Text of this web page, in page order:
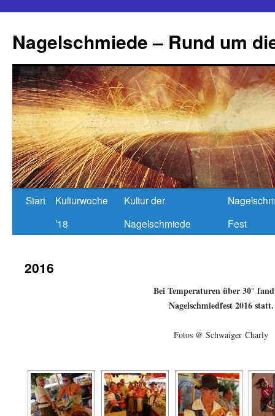
Nagelschmiede – Rund um
Start
Kulturwoche
’18
Kultur der
Nagelschmiede
Fest
2016
Bei Temperaturen über 30°
Nagelschmiedfest 2016 statt.
Fotos @ Schwaiger Charly